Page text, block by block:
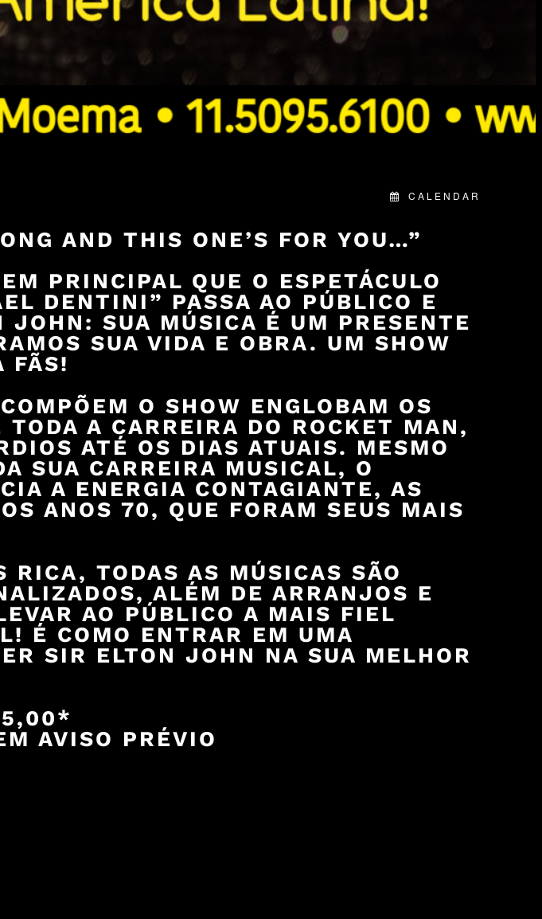
CALENDAR
AND THIS ONE’S FOR YOU…”
PRINCIPAL QUE O ESPETÁCULO
DENTINI” PASSA AO PÚBLICO E
JOHN: SUA MÚSICA É UM PRESENTE
SUA VIDA E OBRA. UM SHOW
FÃS!
O SHOW ENGLOBAM OS
A CARREIRA DO ROCKET MAN,
ATÉ OS DIAS ATUAIS. MESMO
SUA CARREIRA MUSICAL, O
A ENERGIA CONTAGIANTE, AS
ANOS 70, QUE FORAM SEUS MAIS
RICA, TODAS AS MÚSICAS SÃO
ALÉM DE ARRANJOS E
AO PÚBLICO A MAIS FIEL
É COMO ENTRAR EM UMA
SIR ELTON JOHN NA SUA MELHOR
AVISO PRÉVIO